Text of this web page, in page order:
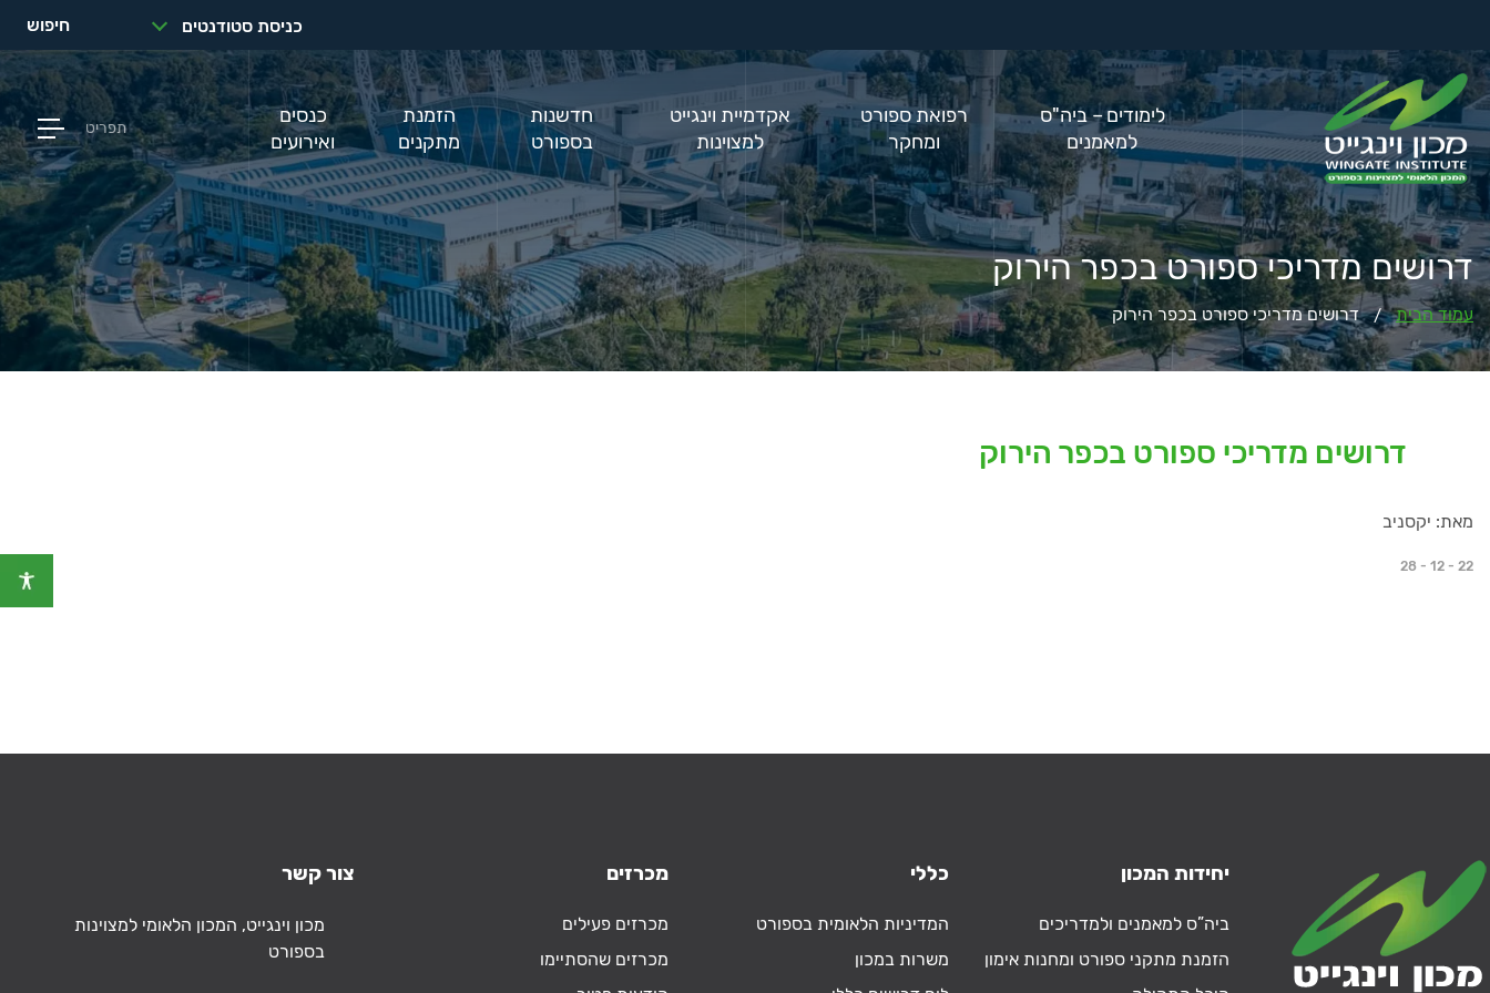
כניסת סטודנטים חיפוש
לימודים – ביה"ס
למאמנים
רפואת ספורט
ומחקר
אקדמיית וינגייט
למצוינות
חדשנות
בספורט
הזמנת
מתקנים
כנסים
ואירועים
תפריט
דרושים מדריכי ספורט בכפר הירוק
עמוד הבית / דרושים מדריכי ספורט בכפר הירוק
דרושים מדריכי ספורט בכפר הירוק
מאת: יקסניב
28 - 12 - 22
יחידות המכון
ביה”ס למאמנים ולמדריכים
הזמנת מתקני ספורט ומחנות אימון
כללי
המדיניות הלאומית בספורט
משרות במכון
מכרזים
מכרזים פעילים
מכרזים שהסתיימו
צור קשר
כתובת
מכון וינגייט, המכון הלאומי למצוינות
בספורט